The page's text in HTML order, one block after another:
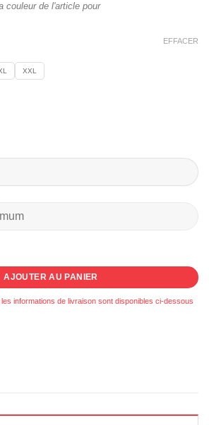
couleur de l'article pour
XXL
EFFACER
SC Cheval Blanc XIII
AJOUTER AU PANIER
informations de livraison sont disponibles ci-dessous